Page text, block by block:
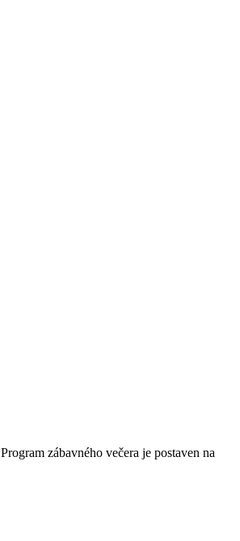
zábavného večera je postaven na